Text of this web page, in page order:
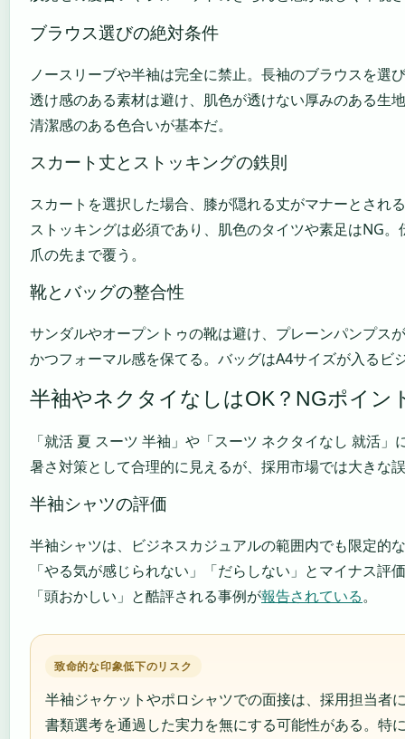
ブラウス選びの絶対条件
ノースリーブや半袖は完全に禁止。長袖のブラウスを選
透け感のある素材は避け、肌色が透けない厚みのある生
清潔感のある色合いが基本だ。
スカート丈とストッキングの鉄則
スカートを選択した場合、膝が隠れる丈がマナーとされ
ストッキングは必須であり、肌色のタイツや素足はNG
爪の先まで覆う。
靴とバッグの整合性
サンダルやオープントゥの靴は避け、プレーンパンプス
かつフォーマル感を保てる。バッグはA4サイズが入る
半袖やネクタイなしはOK？NGポイン
「就活 夏 スーツ 半袖」や「スーツ ネクタイなし 就活
暑さ対策として合理的に見えるが、採用市場では大きな
半袖シャツの評価
半袖シャツは、ビジネスカジュアルの範囲内でも限定的
「やる気が感じられない」「だらしない」とマイナス
「頭おかしい」と酷評される事例が報告されている。
致命的な印象低下のリスク
半袖ジャケットやポロシャツでの面接は、採用担当者
書類選考を通過した実力を無にする可能性がある。特